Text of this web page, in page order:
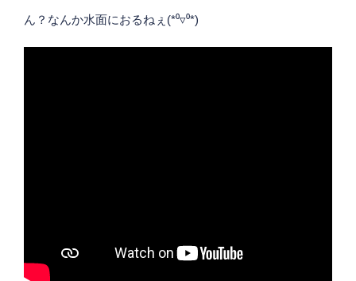
ん？なんか水面におるねぇ(*⁰▿⁰*)